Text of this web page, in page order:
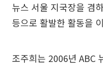
뉴스 서울 지국장을 겸
등으로 활발한 활동을
조주희는 2006년 ABC